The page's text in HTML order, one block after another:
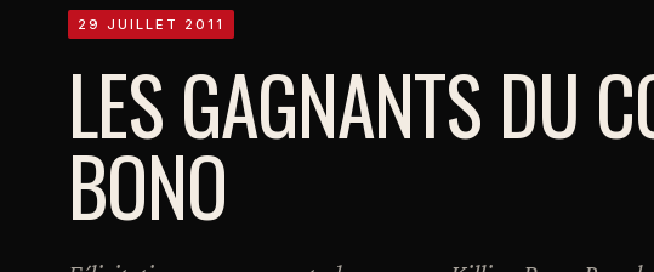
29 JUILLET 2011
LES GAGNANTS DU
BONO